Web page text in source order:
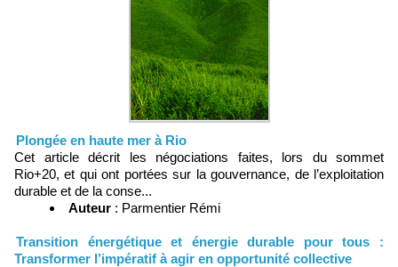
Plongée en haute mer à Rio
Cet article décrit les négociations faites, lors du sommet
Rio+20, et qui ont portées sur la gouvernance, de l’exploitation
durable et de la conse...
Auteur : Parmentier Rémi
Transition énergétique et énergie durable pour tous :
Transformer l’impératif à agir en opportunité collective